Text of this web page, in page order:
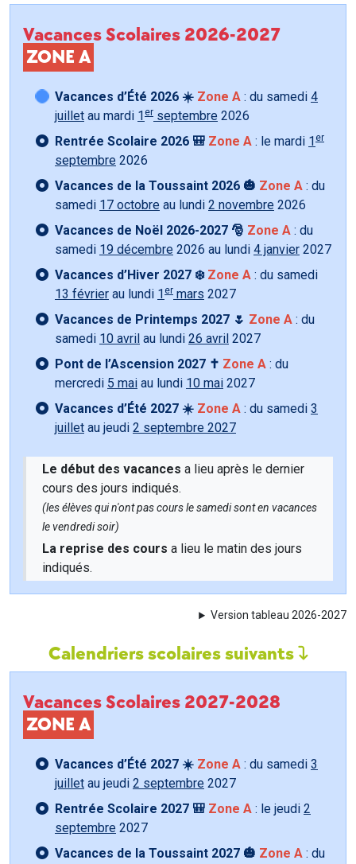
Vacances Scolaires 2026-2027
ZONE A
Vacances d’Été 2026 ☀️ Zone A : du samedi 4
juillet au mardi 1 er septembre 2026
Rentrée Scolaire 2026 🎒 Zone A : le mardi 1 er
septembre 2026
Vacances de la Toussaint 2026 🎃 Zone A : du
samedi 17 octobre au lundi 2 novembre 2026
Vacances de Noël 2026-2027 🎅 Zone A : du
samedi 19 décembre 2026 au lundi 4 janvier 2027
Vacances d’Hiver 2027 ❄️ Zone A : du samedi
13 février au lundi 1 er mars 2027
Vacances de Printemps 2027 🌷 Zone A : du
samedi 10 avril au lundi 26 avril 2027
Pont de l’Ascension 2027 ✝️ Zone A : du
mercredi 5 mai au lundi 10 mai 2027
Vacances d’Été 2027 ☀️ Zone A : du samedi 3
juillet au jeudi 2 septembre 2027
Le début des vacances a lieu après le dernier
cours des jours indiqués.
(les élèves qui n'ont pas cours le samedi sont en vacances
le vendredi soir)
La reprise des cours a lieu le matin des jours
indiqués.
Version tableau 2026-2027
Calendriers scolaires suivants
Vacances Scolaires 2027-2028
ZONE A
Vacances d’Été 2027 ☀️ Zone A : du samedi 3
juillet au jeudi 2 septembre 2027
Rentrée Scolaire 2027 🎒 Zone A : le jeudi 2
septembre 2027
Vacances de la Toussaint 2027 🎃 Zone A : du